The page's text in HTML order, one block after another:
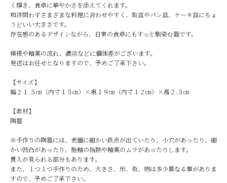
く輝き、食卓に華やかさを添えてくれます。
和洋問わずさまざまな料理に合わせやすく、取皿やパン皿、ケーキ皿にちょ
うどいい大きさです。
存在感のあるデザインながら、日常の食卓にもすっと馴染む器です。
模様や釉薬の流れ、濃淡などに個体差がございます。
発送はお任せとなりますので、予めご了承下さい。
【サイズ】
幅２１.５㎝（内寸１５㎝）×奥１９㎝（内寸１２㎝）×高２.５㎝
【素材】
陶器
※手作りの陶器には、表面に細かい鉄点が出ていたり、小穴があったり、細
かい凹凸があったり、施釉の指跡や釉薬のムラがあったりします。
貫入が見られる部分もあります。
また、１つ１つ手作りのため、大きさ、形、色、柄は多少異なる事がありま
すので、予めご了承下さい。